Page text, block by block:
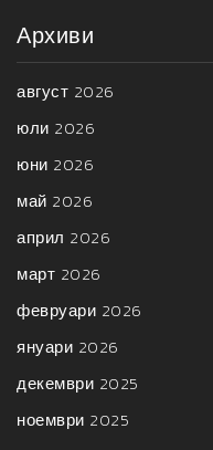
Архиви
август 2026
юли 2026
юни 2026
май 2026
април 2026
март 2026
февруари 2026
януари 2026
декември 2025
ноември 2025